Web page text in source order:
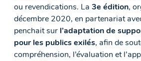
ou revendications. La 3e édition,
décembre 2020, en partenariat
penchait sur l’adaptation de
pour les publics exilés, afin de
compréhension, l’évaluation et